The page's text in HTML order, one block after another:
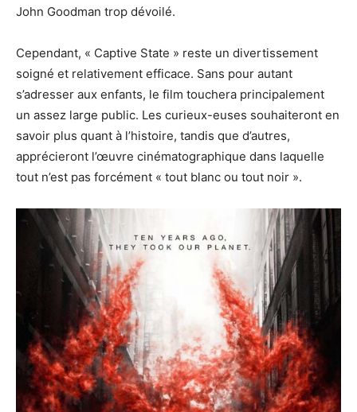
John Goodman trop dévoilé.
Cependant, « Captive State » reste un divertissement
soigné et relativement efficace. Sans pour autant
s’adresser aux enfants, le film touchera principalement
un assez large public. Les curieux-euses souhaiteront en
savoir plus quant à l’histoire, tandis que d’autres,
apprécieront l’œuvre cinématographique dans laquelle
tout n’est pas forcément « tout blanc ou tout noir ».